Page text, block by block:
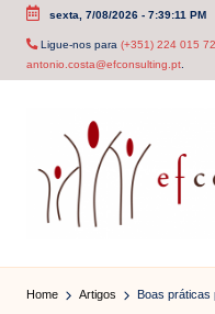
Skip
sexta, 7/08/2026- 7:39:11 PM
Ligue-nos para (+351) 224 015
antonio.costa@efconsulting.pt.
f
Home Artigos Boas práticas